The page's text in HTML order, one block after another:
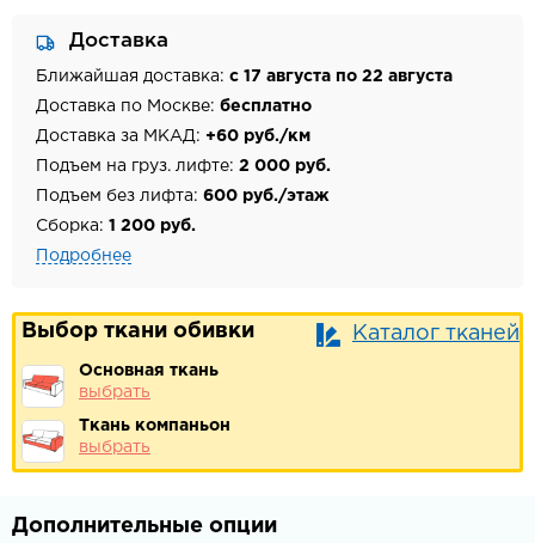
Доставка
Ближайшая доставка: с 17 августа по 22 августа
Доставка по Москве: бесплатно
Доставка за МКАД: +60 руб./км
Подъем на груз. лифте: 2 000 руб.
Подъем без лифта: 600 руб./этаж
Сборка: 1 200 руб.
Подробнее
Выбор ткани обивки Каталог тканей
Основная ткань
выбрать
Ткань компаньон
выбрать
Дополнительные опции